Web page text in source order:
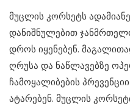
მუცლის კორსეტს
დანიშნულებით
დროს იყენებენ.
ღრუსა და ნაწლავებზე
ჩამოყალიბების
ატარებენ. მუცლის